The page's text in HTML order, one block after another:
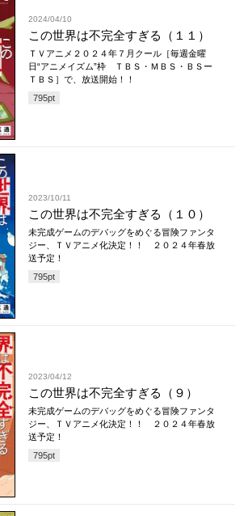
2024/04/10
この世界は不完全すぎる（１１）
ＴＶアニメ２０２４年７月クール［毎週金曜
日“アニメイズム”枠 ＴＢＳ・ＭＢＳ・ＢＳー
ＴＢＳ］で、放送開始！！
795pt
2023/10/11
この世界は不完全すぎる（１０）
未完成ゲームのデバッグをめぐる冒険ファンタ
ジー、ＴＶアニメ化決定！！ ２０２４年春放
送予定！
795pt
2023/04/12
この世界は不完全すぎる（９）
未完成ゲームのデバッグをめぐる冒険ファンタ
ジー、ＴＶアニメ化決定！！ ２０２４年春放
送予定！
795pt